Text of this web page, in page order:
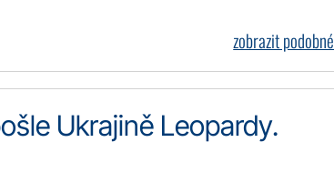
zobrazit podobné
Ukrajině Leopardy.